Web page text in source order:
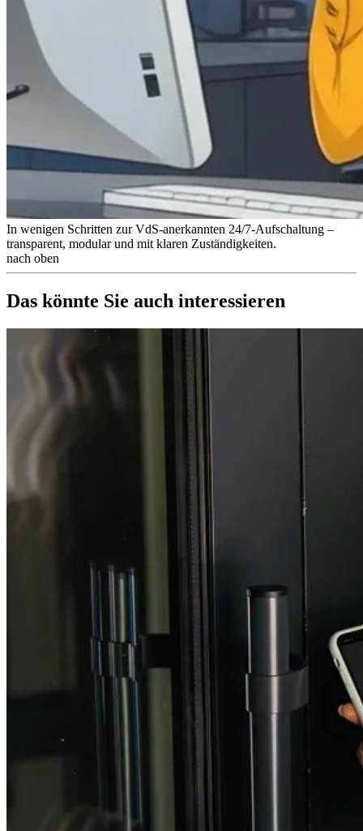
In wenigen Schritten zur VdS-anerkannten 24/7-Aufschaltung –
transparent, modular und mit klaren Zuständigkeiten.
nach oben
Das könnte Sie auch interessieren